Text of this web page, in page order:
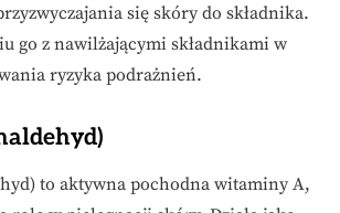
się skóry do składnika.
go z nawilżającymi składnikami w
ryzyka podrażnień.
to aktywna pochodna witaminy A,